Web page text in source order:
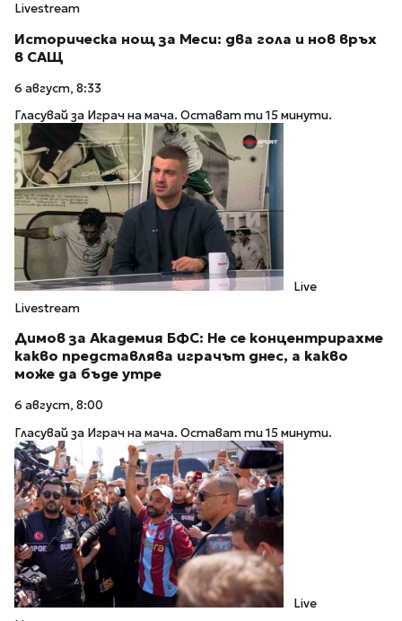
Livestream
Историческа нощ за Меси: два гола и нов връх
в САЩ
6 август, 8:33
Гласувай за Играч на мача. Остават ти 15 минути.
Live
Livestream
Димов за Академия БФС: Не се концентрирахме
какво представлява играчът днес, а какво
може да бъде утре
6 август, 8:00
Гласувай за Играч на мача. Остават ти 15 минути.
Live